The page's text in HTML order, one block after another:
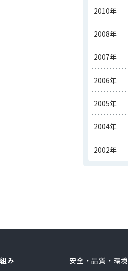
み 安全・品質・環境